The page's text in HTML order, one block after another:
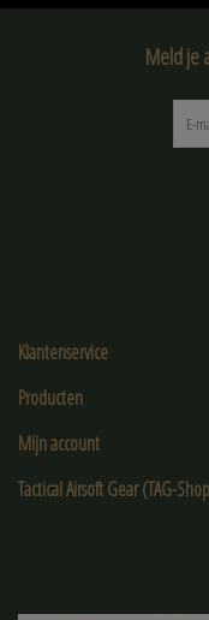
Meld je
Klantenservice
Producten
Mijn account
Tactical Airsoft Gear (TAG-